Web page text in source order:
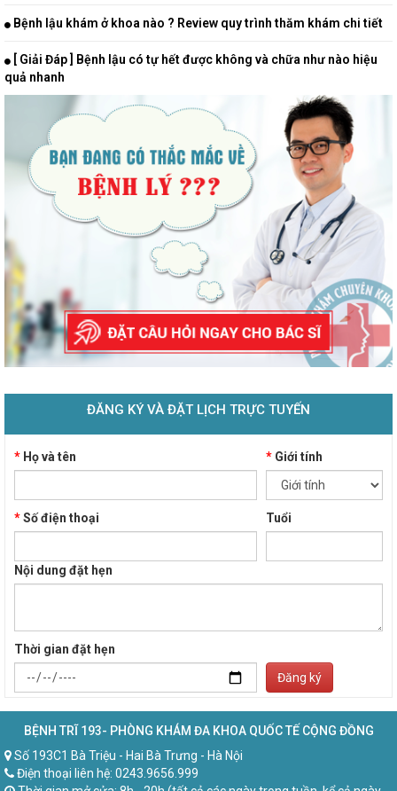
Bệnh lậu khám ở khoa nào ? Review quy trình thăm khám chi tiết
[ Giải Đáp ] Bệnh lậu có tự hết được không và chữa như nào hiệu
quả nhanh
ĐĂNG KÝ VÀ ĐẶT LỊCH TRỰC TUYẾN
* Họ và tên *Giới tính
*Số điện thoại Tuổi
Nội dung đặt hẹn
Thời gian đặt hẹn
Đăng ký
BỆNH TRĨ 193- PHÒNG KHÁM ĐA KHOA QUỐC TẾ CỘNG ĐỒNG
Số 193C1 Bà Triệu - Hai Bà Trưng - Hà Nội
Điện thoại liên hệ: 0243.9656.999